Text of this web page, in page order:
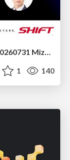
Issue設計から始める仕様駆動開発 / 20260731 Mizuki Hirata
1 140